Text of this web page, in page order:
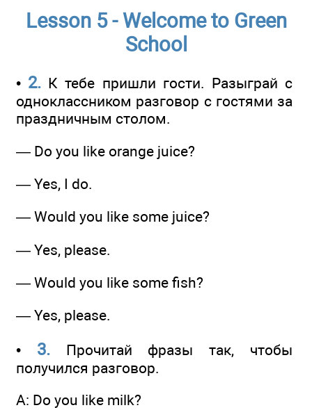
Lesson 5 - Welcome to Green
School
• 2. К тебе пришли гости. Разыграй с
одноклассником разговор с гостями за
праздничным столом.
— Do you like orange juice?
— Yes, I do.
— Would you like some juice?
— Yes, please.
— Would you like some fish?
— Yes, please.
• 3.Прочитай фразы так, чтобы
получился разговор.
A: Do you like milk?